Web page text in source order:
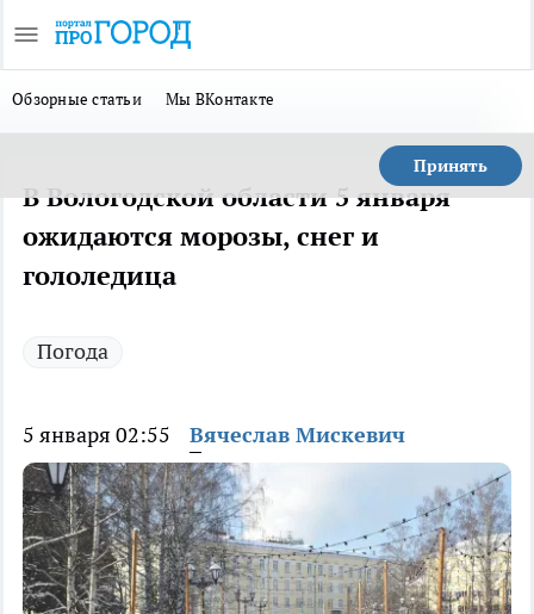
Обзорные статьи Мы ВКонтакте
Принять
В Вологодской области 5 января
ожидаются морозы, снег и
гололедица
Погода
5 января 02:55 Вячеслав Мискевич